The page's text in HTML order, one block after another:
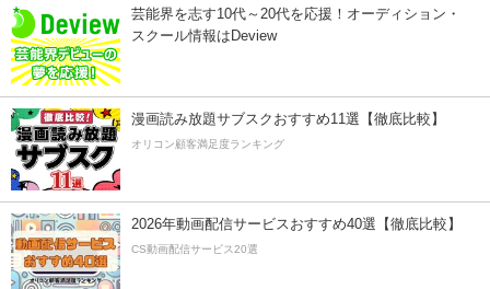
芸能界を志す10代～20代を応援！オーディション・
スクール情報はDeview
漫画読み放題サブスクおすすめ11選【徹底比較】
オリコン顧客満足度ランキング
2026年動画配信サービスおすすめ40選【徹底比較】
CS動画配信サービス20選